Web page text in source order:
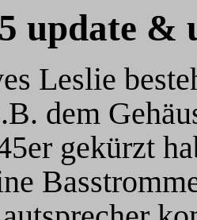
update &
Leslie
dem
gekürzt